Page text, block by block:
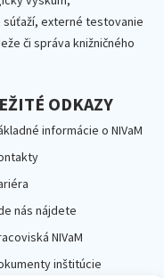
externé testovanie
či správa knižničného
ODKAZY
informácie o NIVaM
nás nájdete
NIVaM
inštitúcie